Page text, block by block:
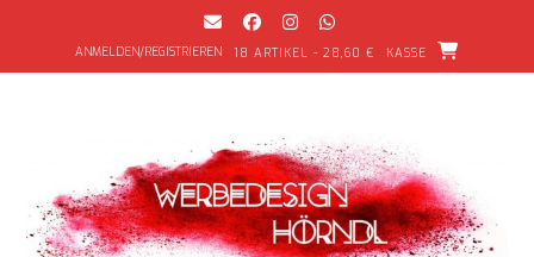
ANMELDEN/REGISTRIEREN 18 ARTIKEL - 28,60 € KASSE